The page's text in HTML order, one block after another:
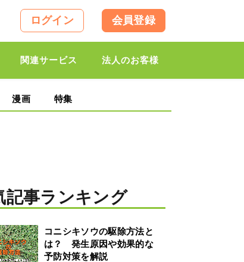
ログイン 会員登録
関連サービス 法人のお客様
漫画 特集
記事ランキング
コニシキソウの駆除方法と
は？ 発生原因や効果的な
予防対策を解説